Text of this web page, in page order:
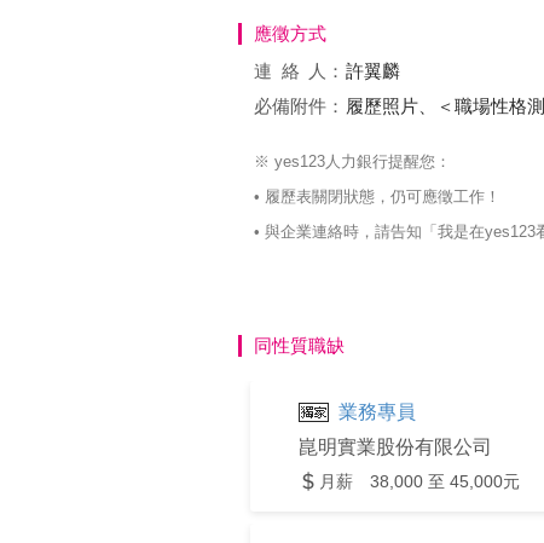
應徵方式
連絡
人： 許翼麟
必備附件： 履歷照片、＜職場性格
※ yes123人力銀行提醒您：
• 履歷表關閉狀態，仍可應徵工作！
• 與企業連絡時，請告知「我是在yes123
同性質職缺
業務專員
崑明實業股份有限公司
月薪 38,000 至 45,000元